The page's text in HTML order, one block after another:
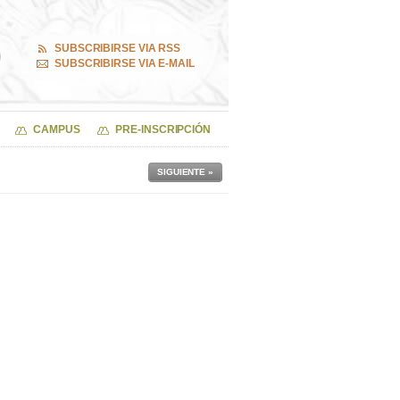
SUBSCRIBIRSE VIA RSS
SUBSCRIBIRSE VIA E-MAIL
CAMPUS PRE-INSCRIPCIÓN
SIGUIENTE »